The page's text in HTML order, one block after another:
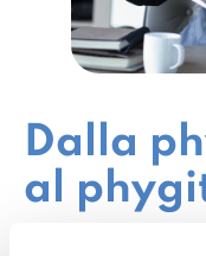
Dalla
al
Quale sarà,